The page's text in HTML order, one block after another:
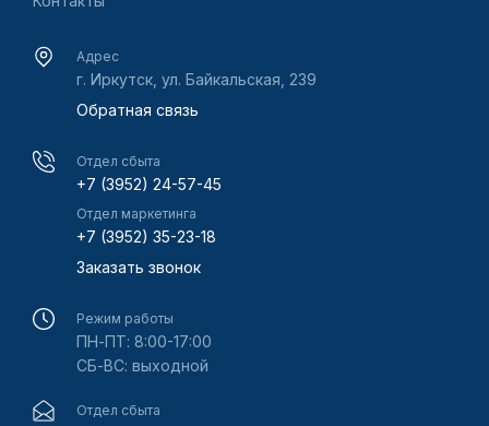
Адрес
г. Иркутск, ул. Байкальская, 239
Обратная связь
Отдел сбыта
+7 (3952) 24-57-45
Отдел маркетинга
+7 (3952) 35-23-18
Заказать звонок
Режим работы
ПН-ПТ: 8:00-17:00
СБ-ВС: выходной
Отдел сбыта